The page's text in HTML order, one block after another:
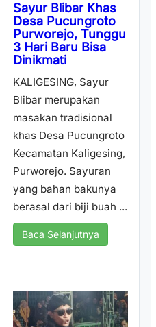
Sayur Blibar Khas
Desa Pucungroto
Purworejo, Tunggu
3 Hari Baru Bisa
Dinikmati
KALIGESING, Sayur
Blibar merupakan
masakan tradisional
khas Desa Pucungroto
Kecamatan Kaligesing,
Purworejo. Sayuran
yang bahan bakunya
berasal dari biji buah ...
Baca Selanjutnya